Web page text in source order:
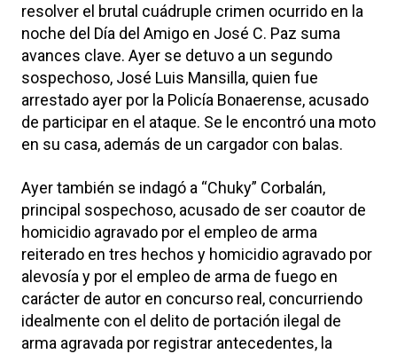
resolver el brutal cuádruple crimen ocurrido en la
noche del Día del Amigo en José C. Paz suma
avances clave. Ayer se detuvo a un segundo
sospechoso, José Luis Mansilla, quien fue
arrestado ayer por la Policía Bonaerense, acusado
de participar en el ataque. Se le encontró una moto
en su casa, además de un cargador con balas.
Ayer también se indagó a “Chuky” Corbalán,
principal sospechoso, acusado de ser coautor de
homicidio agravado por el empleo de arma
reiterado en tres hechos y homicidio agravado por
alevosía y por el empleo de arma de fuego en
carácter de autor en concurso real, concurriendo
idealmente con el delito de portación ilegal de
arma agravada por registrar antecedentes, la